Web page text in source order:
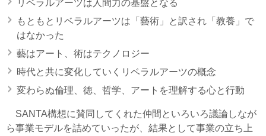
リベラルアーツは人間力の基盤となる
もともとリベラルアーツは「藝術」と訳され「教養」で
はなかった
藝はアート、術はテクノロジー
時代と共に変化していくリベラルアーツの概念
変わらぬ倫理、徳、哲学、アートを理解する心と行動
SANTA構想に賛同してくれた仲間といろいろ議論しなが
ら事業モデルを詰めていったが、結果として事業の立ち上